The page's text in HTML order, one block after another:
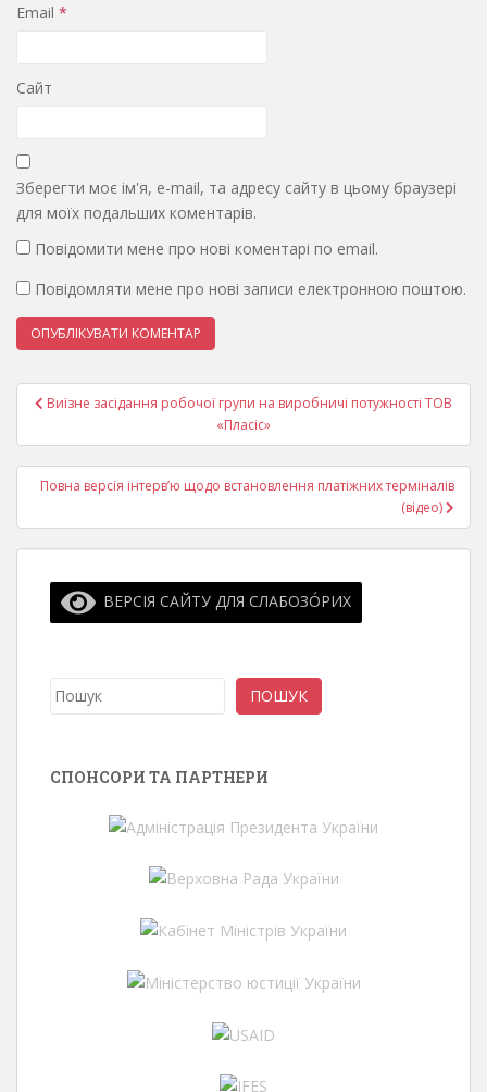
Email *
Сайт
Зберегти моє ім'я, e-mail, та адресу сайту в цьому браузері
для моїх подальших коментарів.
Повідомити мене про нові коментарі по email.
Повідомляти мене про нові записи електронною поштою.
Навігація
Виїзне засідання робочої групи на виробничі потужності ТОВ
«Пласіс»
Повна версія інтерв’ю щодо встановлення платіжних терміналів
(відео)
ВЕРСІЯ САЙТУ ДЛЯ СЛАБОЗО́РИХ
Пошук ПОШУК
СПОНСОРИ ТА ПАРТНЕРИ